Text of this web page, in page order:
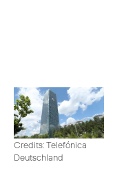
Credits: Telefónica
Deutschland